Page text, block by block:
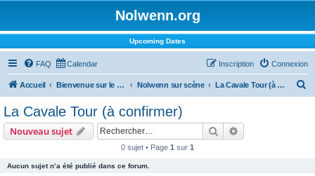
Nolwenn.org
Upcoming Dates
FAQ Calendar Connexion
Inscription
Accueil Bienvenue sur le forum ! Nolwenn sur scène La Cavale Tour (à confirmer)
La Cavale Tour (à confirmer)
Nouveau sujet Rechercher
0 sujet • Page 1 sur 1
Aucun sujet n’a été publié dans ce forum.